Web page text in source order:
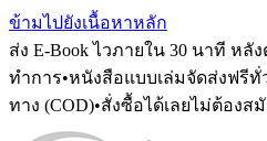
ข้ามไปยังเนื้อหาหลัก
ส่ง E-Book ไวภายใน 30 นาที หลั
ทำการ•หนังสือแบบเล่มจัดส่งฟรีทั่
ทาง (COD)•สั่งซื้อได้เลยไม่ต้องส